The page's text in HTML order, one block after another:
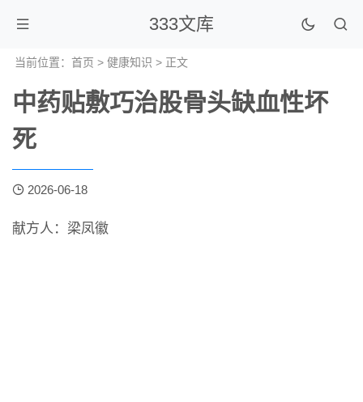
333文库
当前位置： 首页 > 健康知识 > 正文
中药贴敷巧治股骨头缺血性坏
死
2026-06-18
献方人：梁凤徽